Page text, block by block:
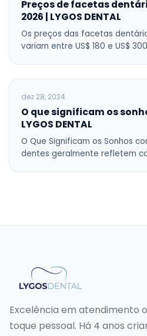
Preços de facetas
2026 | LYGOS DENTAL
Os preços das facetas
variam entre US$ 180 e US$
BLOG
dez 28, 2024
O que significam os
LYGOS DENTAL
O Que Significam os Sonhos
dentes geralmente refletem
Excelência em atendimento
toque pessoal. Há 4 anos